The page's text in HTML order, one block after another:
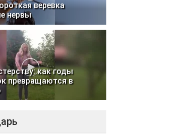
веревка
нервы
как годы
превращаются в